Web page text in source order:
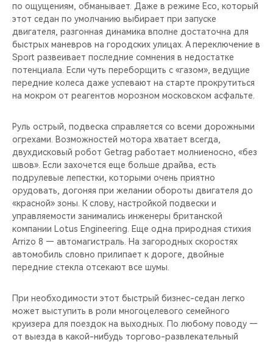
по ощущениям, обманывает. Даже в режиме Eco, который
этот седан по умолчанию выбирает при запуске
двигателя, разгонная динамика вполне достаточна для
быстрых маневров на городских улицах. А переключение в
Sport развеивает последние сомнения в недостатке
потенциала. Если чуть переборщить с «газом», ведущие
передние колеса даже успевают на старте прокрутиться
на мокром от реагентов морозном московском асфальте.
Руль острый, подвеска справляется со всеми дорожными
огрехами. Возможностей мотора хватает всегда,
двухдисковый робот Getrag работает молниеносно, «без
швов». Если захочется еще больше драйва, есть
подрулевые лепестки, которыми очень приятно
орудовать, догоняя при желании обороты двигателя до
«красной» зоны. К слову, настройкой подвески и
управляемости занимались инженеры британской
компании Lotus Engineering. Еще одна природная стихия
Arrizo 8 — автомагистраль. На загородных скоростях
автомобиль словно прилипает к дороге, двойные
передние стекла отсекают все шумы.
При необходимости этот быстрый бизнес-седан легко
может выступить в роли многоцелевого семейного
круизера для поездок на выходных. По любому поводу —
от выезда в какой-нибудь торгово-развлекательный